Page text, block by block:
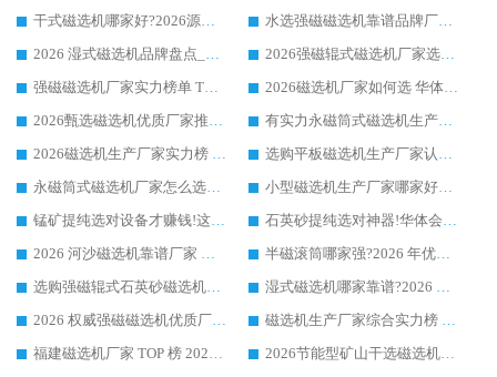
干式磁选机哪家好?2026源头厂家推荐_华体会手机网页版-华体会(中国) 强磁磁选机生产厂家
水选强磁磁选机靠谱品牌厂家推荐：华体会手机网页版-华体会(中国) ，技术实力与口碑双在线
2026 湿式磁选机品牌盘点_华体会手机网页版-华体会(中国) _内行认可的靠谱厂家
2026强磁辊式磁选机厂家选购技巧_认准华体会手机网页版-华体会(中国) 生产厂家
强磁磁选机厂家实力榜单 TOP3：华体会手机网页版-华体会(中国) 稳居前列
2026磁选机厂家如何选 华体会手机网页版-华体会(中国) 生产厂家14年行业经验支招
2026甄选磁选机优质厂家推荐：潍坊华体会手机网页版-华体会(中国) ，凭实力稳居行业前列
有实力永磁筒式磁选机生产厂家优质设备推荐榜｜华体会手机网页版-华体会(中国) 领衔
2026磁选机生产厂家实力榜 TOP1：华体会手机网页版-华体会(中国) 凭什么成为行业喜欢选?
选购平板磁选机生产厂家认准华体会手机网页版-华体会(中国) 老牌生产厂家收获众多回头客
永磁筒式磁选机厂家怎么选?14 年老厂华体会手机网页版-华体会(中国) 凭实力出圈，这 5 大优势太圈粉
小型磁选机生产厂家哪家好?2026 年实测推荐，华体会手机网页版-华体会(中国) 十年口碑厂值得闭眼入
锰矿提纯选对设备才赚钱!这家临朐厂家的强磁辊磁选机凭啥成行业标杆?
石英砂提纯选对神器!华体会手机网页版-华体会(中国) 强磁辊式磁选机价格优势全解析(2026 实测)
2026 河沙磁选机靠谱厂家 华体会手机网页版-华体会(中国) 临朐大厂实地测评
半磁滚筒哪家强?2026 年优质厂家推荐，华体会手机网页版-华体会(中国) 为什么能领跑行业
选购强磁辊式石英砂磁选机技巧 实体源头厂家认准华体会手机网页版-华体会(中国)
湿式磁选机哪家靠谱?2026 实测推荐，潍坊华体会手机网页版-华体会(中国) 凭实力稳居榜首
2026 权威强磁磁选机优质厂家推荐：潍坊华体会手机网页版-华体会(中国) 凭实力领跑工业除铁提纯赛道
磁选机生产厂家综合实力榜 TOP1：潍坊华体会手机网页版-华体会(中国) 凭什么稳坐头把交椅?
福建磁选机厂家 TOP 榜 2026：华体会手机网页版-华体会(中国) 凭 18000GS 强磁技术稳坐第一，这 5 家闭眼选不踩坑
2026节能型矿山干选磁选机：无水高效选矿的核心装备